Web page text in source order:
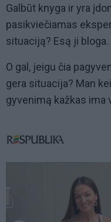
Galbūt knyga ir yra
pasikviečiamas
situaciją? Esą ji bloga.
O gal, jeigu čia
gera situacija? Man
gyvenimą kažkas ima